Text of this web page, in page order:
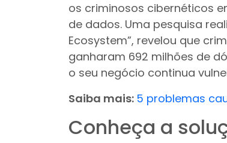
os criminosos cibernéticos
de dados. Uma pesquisa
Ecosystem”, revelou que
ganharam 692 milhões de
o seu negócio continua
Saiba mais: 5 problemas
Conheça a